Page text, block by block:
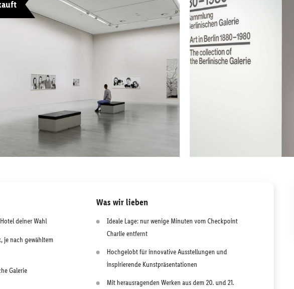
deiner Wahl
je nach gewähltem
Galerie
Was wir lieben
Ideale Lage: nur wenige Minuten vom Checkpoint
Charlie entfernt
Hochgelobt für innovative Ausstellungen und
inspirierende Kunstpräsentationen
Mit herausragenden Werken aus dem 20. und 21.